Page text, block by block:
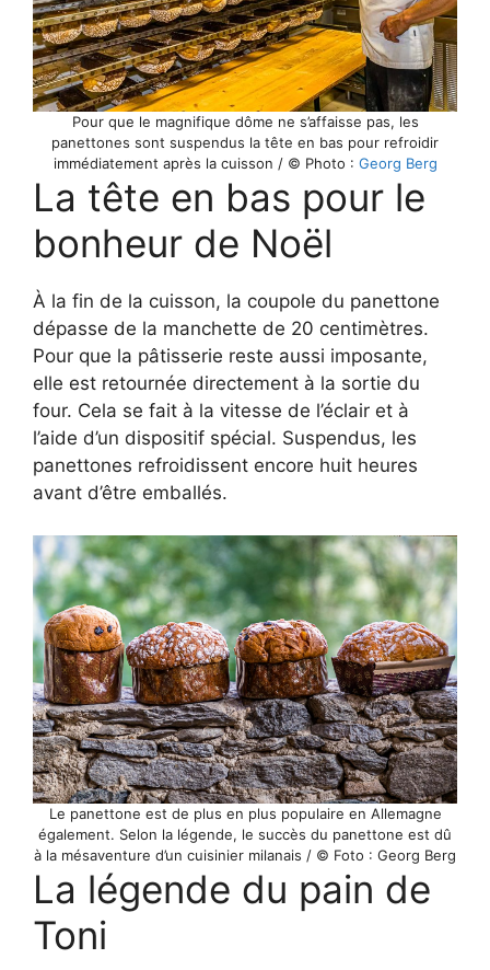
Pour que le magnifique dôme ne s’affaisse pas, les
panettones sont suspendus la tête en bas pour refroidir
immédiatement après la cuisson / © Photo : Georg Berg
La tête en bas pour le
bonheur de Noël
À la fin de la cuisson, la coupole du panettone
dépasse de la manchette de 20 centimètres.
Pour que la pâtisserie reste aussi imposante,
elle est retournée directement à la sortie du
four. Cela se fait à la vitesse de l’éclair et à
l’aide d’un dispositif spécial. Suspendus, les
panettones refroidissent encore huit heures
avant d’être emballés.
Le panettone est de plus en plus populaire en Allemagne
également. Selon la légende, le succès du panettone est dû
à la mésaventure d’un cuisinier milanais / © Foto : Georg Berg
La légende du pain de
Toni